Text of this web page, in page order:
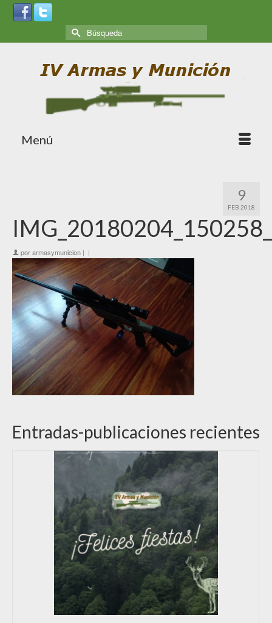
Menú
9
FEB 2018
porarmasymunicion | |
Entradas-publicaciones recientes